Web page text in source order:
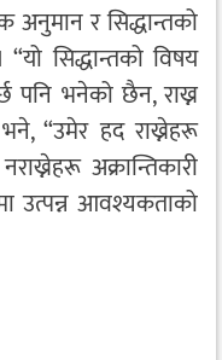
र सिद्धान्तको
सिद्धान्तको विषय
पनि भनेको छैन, राख्न
“उमेर हद राख्नेहरू
अक्रान्तिकारी
उत्पन्न आवश्यकताको